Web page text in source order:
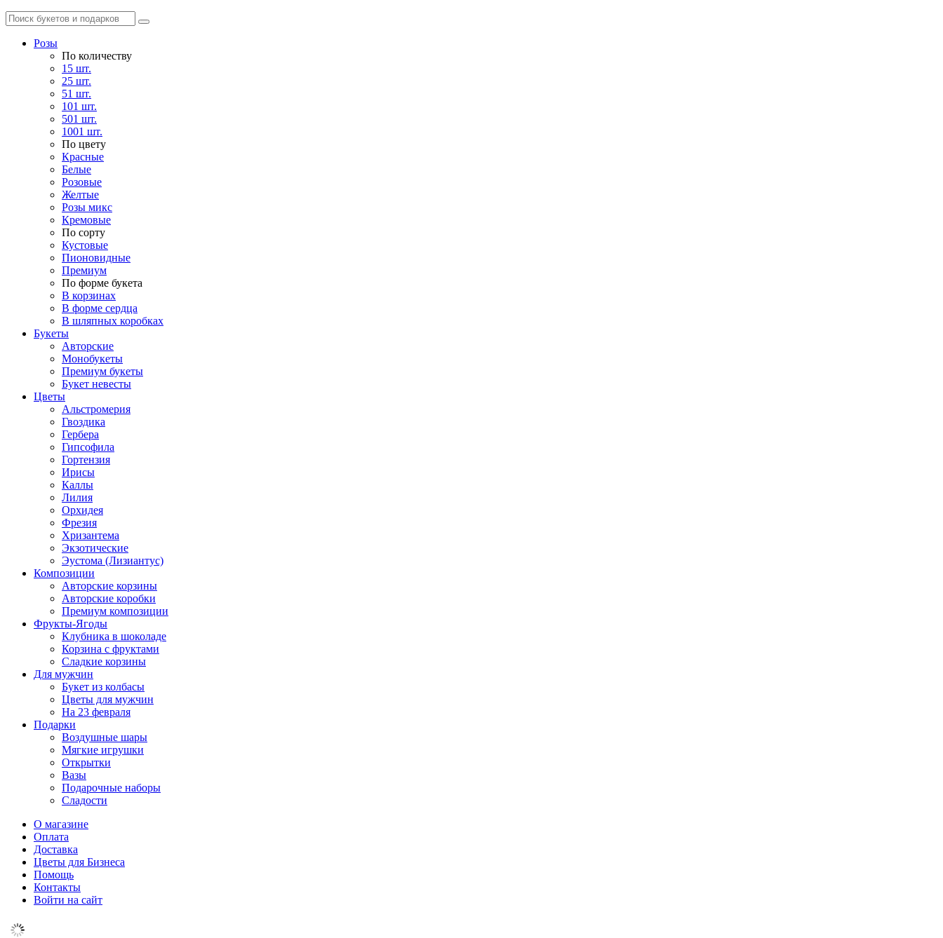
Розы
По количеству
15 шт.
25 шт.
51 шт.
101 шт.
501 шт.
1001 шт.
По цвету
Красные
Белые
Розовые
Желтые
Розы микс
Кремовые
По сорту
Кустовые
Пионовидные
Премиум
По форме букета
В корзинах
В форме сердца
В шляпных коробках
Букеты
Авторские
Монобукеты
Премиум букеты
Букет невесты
Цветы
Альстромерия
Гвоздика
Гербера
Гипсофила
Гортензия
Ирисы
Каллы
Лилия
Орхидея
Фрезия
Хризантема
Экзотические
Эустома (Лизиантус)
Композиции
Авторские корзины
Авторские коробки
Премиум композиции
Фрукты-Ягоды
Клубника в шоколаде
Корзина с фруктами
Сладкие корзины
Для мужчин
Букет из колбасы
Цветы для мужчин
На 23 февраля
Подарки
Воздушные шары
Мягкие игрушки
Открытки
Вазы
Подарочные наборы
Сладости
О магазине
Оплата
Доставка
Цветы для Бизнеса
Помощь
Контакты
Войти на сайт